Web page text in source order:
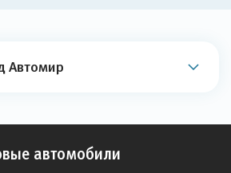
Автомир
автомобили